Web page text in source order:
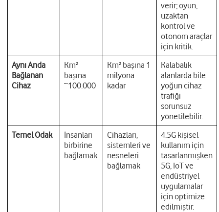
verir; oyun,
uzaktan
kontrol ve
otonom araçlar
için kritik.
Aynı Anda
Bağlanan
Cihaz
Km²
başına
~100.000
Km² başına 1
milyona
kadar
Kalabalık
alanlarda bile
yoğun cihaz
trafiği
sorunsuz
yönetilebilir.
Temel Odak
İnsanları
birbirine
bağlamak
Cihazları,
sistemleri ve
nesneleri
bağlamak
4.5G kişisel
kullanım için
tasarlanmışken
5G, IoT ve
endüstriyel
uygulamalar
için optimize
edilmiştir.